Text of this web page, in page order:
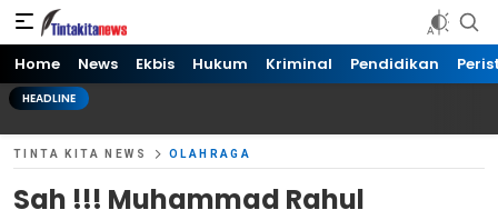
Tinta kita News
Informasi Terkini
Home News Ekbis Hukum Kriminal Pendidikan
HEADLINE
TINTA KITA NEWS OLAHRAGA
Sah !!! Muhammad Rahul